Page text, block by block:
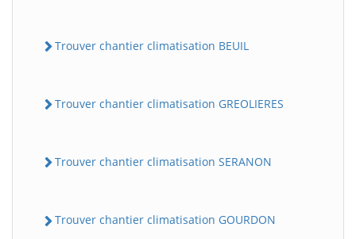
Trouver chantier climatisation BEUIL
Trouver chantier climatisation GREOLIERES
Trouver chantier climatisation SERANON
Trouver chantier climatisation GOURDON